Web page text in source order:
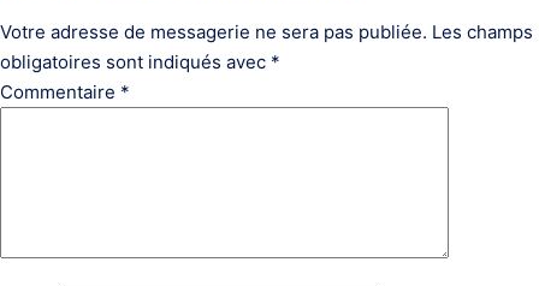
Votre adresse de messagerie ne sera pas publiée. Les champs
obligatoires sont indiqués avec *
Commentaire *